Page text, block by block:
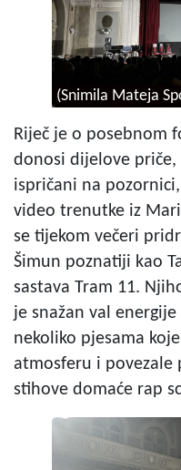
(Snimila Mateja
Riječ je o posebnom
donosi dijelove
ispričani na
video trenutke iz
se tijekom večeri
Šimun poznatiji kao
sastava Tram 11.
je snažan val
nekoliko pjesama
atmosferu i
stihove domaće rap